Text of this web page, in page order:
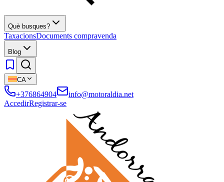
Què busques?
TaxacionsDocuments compravenda
Blog
CA
+376864904
info@motoraldia.net
AccedirRegistrar-se